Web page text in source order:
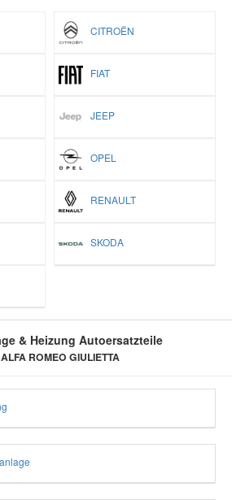
CITROËN
FIAT
JEEP
OPEL
RENAULT
SKODA
& Heizung Autoersatzteile
ROMEO GIULIETTA